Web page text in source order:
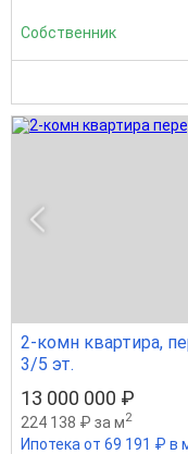
Собственник
2-комн квартира,
3/5 эт.
13 000 000 ₽
224 138 ₽ за м2
Ипотека от 69 191 ₽ в